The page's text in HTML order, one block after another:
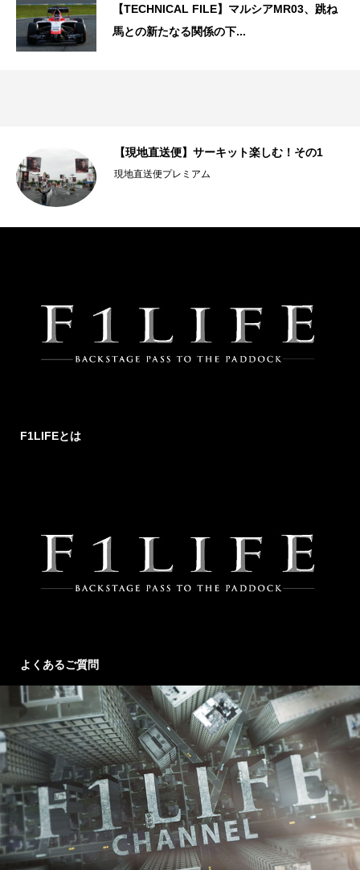
【TECHNICAL FILE】マルシアMR03、跳ね
馬との新たなる関係の下...
【現地直送便】サーキット楽しむ！その1
現地直送便プレミアム
F1LIFEとは
よくあるご質問